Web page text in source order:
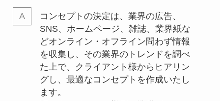
コンセプトの決定は、業界の広告、
SNS、ホームページ、雑誌、業界紙な
どオンライン・オフライン問わず情報
を収集し、その業界のトレンドを調べ
た上で、クライアント様からヒアリン
グし、最適なコンセプトを作成いたし
ます。